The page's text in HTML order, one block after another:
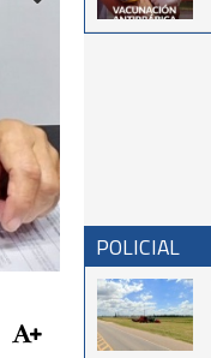
POLICIAL